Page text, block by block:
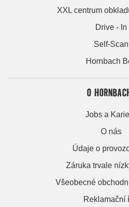
XXL centrum
Drive - In
Self-Scan
Hornbach
O
Jobs a
O nás
Údaje o
Záruka trvale
Všeobecné
Reklamační